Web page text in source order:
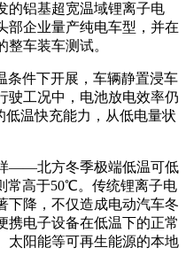
的铝基超宽温域锂离子电
部企业量产纯电车型，并在
车装车测试。
件下开展，车辆静置浸车
驶工况中，电池放电效率仍
低温快充能力，从低电量状
——北方冬季极端低温可低
常高于50℃。传统锂离子电
下降，不仅造成电动汽车冬
携电子设备在低温下的正常
太阳能等可再生能源的本地